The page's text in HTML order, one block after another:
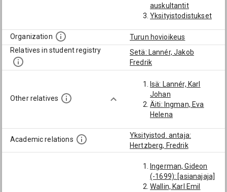
auskultantit
Yksityistodistukset
Organization
Turun hovioikeus
Relatives in student registry
Setä: Lannér, Jakob
Fredrik
Other relatives
Isä: Lannér, Karl
Johan
Äiti: Ingman, Eva
Helena
Academic relations
Yksityistod. antaja:
Hertzberg, Fredrik
Ingerman, Gideon
(-1699): [asianajaja]
Wallin, Karl Emil